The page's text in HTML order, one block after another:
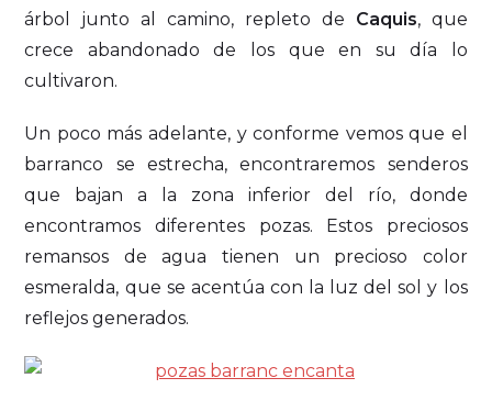
árbol junto al camino, repleto de Caquis, que
crece abandonado de los que en su día lo
cultivaron.
Un poco más adelante, y conforme vemos que el
barranco se estrecha, encontraremos senderos
que bajan a la zona inferior del río, donde
encontramos diferentes pozas. Estos preciosos
remansos de agua tienen un precioso color
esmeralda, que se acentúa con la luz del sol y los
reflejos generados.